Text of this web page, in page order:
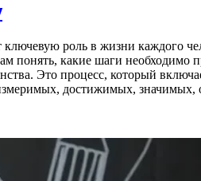
роль в жизни каждого
понять, какие шаги необходимо
Это процесс, который
достижимых,